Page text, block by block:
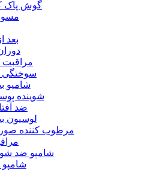
گوش پاک
بعد
سوختگی
شامپو
شوینده
ضد
لوسیون
مرطوب کننده
شامپو ضد